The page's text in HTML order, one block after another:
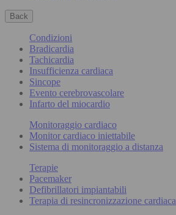
Back
Condizioni
Bradicardia
Tachicardia
Insufficienza cardiaca
Sincope
Evento cerebrovascolare
Infarto del miocardio
Monitoraggio cardiaco
Monitor cardiaco iniettabile
Sistema di monitoraggio a distanza
Terapie
Pacemaker
Defibrillatori impiantabili
Terapia di resincronizzazione cardiaca